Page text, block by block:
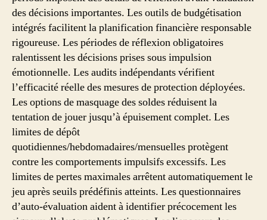
des décisions importantes. Les outils de budgétisation
intégrés facilitent la planification financière responsable
rigoureuse. Les périodes de réflexion obligatoires
ralentissent les décisions prises sous impulsion
émotionnelle. Les audits indépendants vérifient
l’efficacité réelle des mesures de protection déployées.
Les options de masquage des soldes réduisent la
tentation de jouer jusqu’à épuisement complet. Les
limites de dépôt
quotidiennes/hebdomadaires/mensuelles protègent
contre les comportements impulsifs excessifs. Les
limites de pertes maximales arrêtent automatiquement le
jeu après seuils prédéfinis atteints. Les questionnaires
d’auto-évaluation aident à identifier précocement les